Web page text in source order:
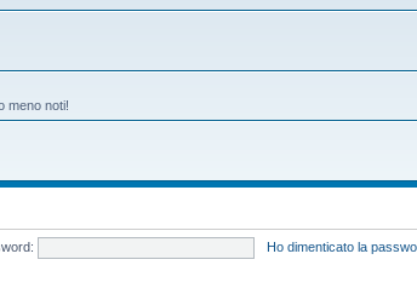
meno noti!
Ho dimenticato la